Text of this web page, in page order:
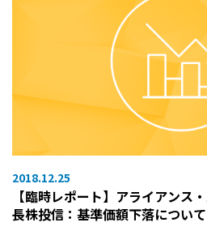
2018.12.25
【臨時レポート】アライアンス
長株投信：基準価額下落について